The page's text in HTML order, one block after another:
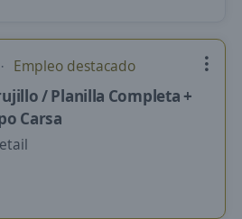
Empleo destacado
/ Planilla Completa +
Carsa